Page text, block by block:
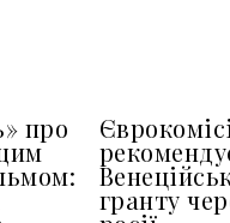
про
гранту